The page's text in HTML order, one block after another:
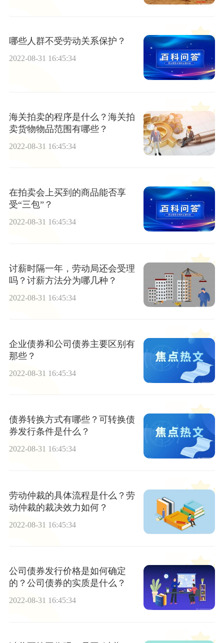
哪些人群不受劳动关系保护？
2022-08-31 16:45:34
海关拍卖的程序是什么？海关拍
卖货物物品范围有哪些？
2022-08-31 16:45:34
在拍卖会上买到的商品能否享
受“三包”？
2022-08-31 16:45:34
讨薪时隔一年，劳动局还会受理
吗？讨薪方法分为哪几种？
2022-08-31 16:45:34
企业债券和公司债券主要区别有
那些？
2022-08-31 16:45:34
债券转换方式有哪些？可转换债
券发行条件是什么？
2022-08-31 16:45:34
劳动仲裁的具体流程是什么？劳
动仲裁的裁决效力如何？
2022-08-31 16:45:34
公司债券发行价格是如何确定
的？公司债券的实质是什么？
2022-08-31 16:45:34